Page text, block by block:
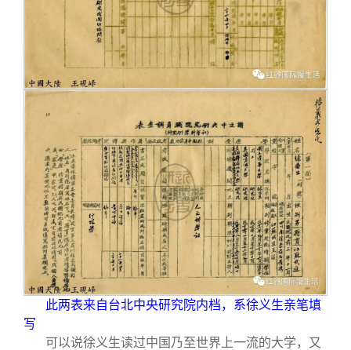
此两表来自台北中央研究院内档，系徐义生亲笔填
写
可以说徐义生读过中国乃至世界上一流的大学，又